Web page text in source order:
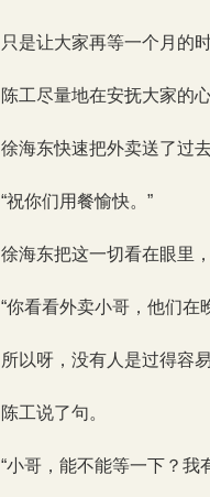
只是让大家再等一个月的
陈工尽量地在安抚大家的心
徐海东快速把外卖送了过
“祝你们用餐愉快。”
徐海东把这一切看在眼里
“你看看外卖小哥，他们在
所以呀，没有人是过得容
陈工说了句。
“小哥，能不能等一下？我